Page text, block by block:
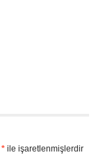
*ile işaretlenmişlerdir